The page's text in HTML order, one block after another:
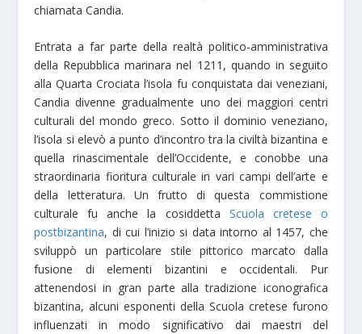
chiamata Candia.
Entrata a far parte della realtà politico-amministrativa
della Repubblica marinara nel 1211, quando in seguito
alla Quarta Crociata l’isola fu conquistata dai veneziani,
Candia divenne gradualmente uno dei maggiori centri
culturali del mondo greco. Sotto il dominio veneziano,
l’isola si elevò a punto d’incontro tra la civiltà bizantina e
quella rinascimentale dell’Occidente, e conobbe una
straordinaria fioritura culturale in vari campi dell’arte e
della letteratura. Un frutto di questa commistione
culturale fu anche la cosiddetta Scuola cretese o
postbizantina, di cui l’inizio si data intorno al 1457, che
sviluppò un particolare stile pittorico marcato dalla
fusione di elementi bizantini e occidentali. Pur
attenendosi in gran parte alla tradizione iconografica
bizantina, alcuni esponenti della Scuola cretese furono
influenzati in modo significativo dai maestri del